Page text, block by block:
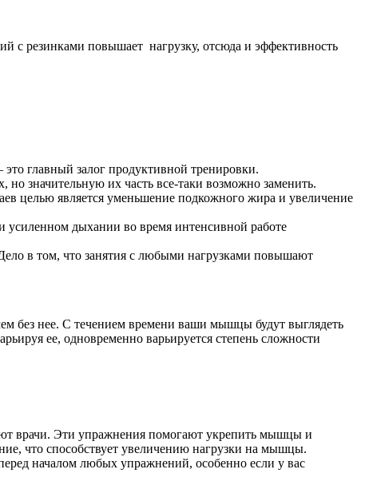
с резинками повышает нагрузку, отсюда и эффективность
главный залог продуктивной тренировки.
значительную их часть все-таки возможно заменить.
целью является уменьшение подкожного жира и увеличение
усиленном дыхании во время интенсивной работе
в том, что занятия с любыми нагрузками повышают
без нее. С течением времени ваши мышцы будут выглядеть
ее, одновременно варьируется степень сложности
врачи. Эти упражнения помогают укрепить мышцы и
что способствует увеличению нагрузки на мышцы.
началом любых упражнений, особенно если у вас